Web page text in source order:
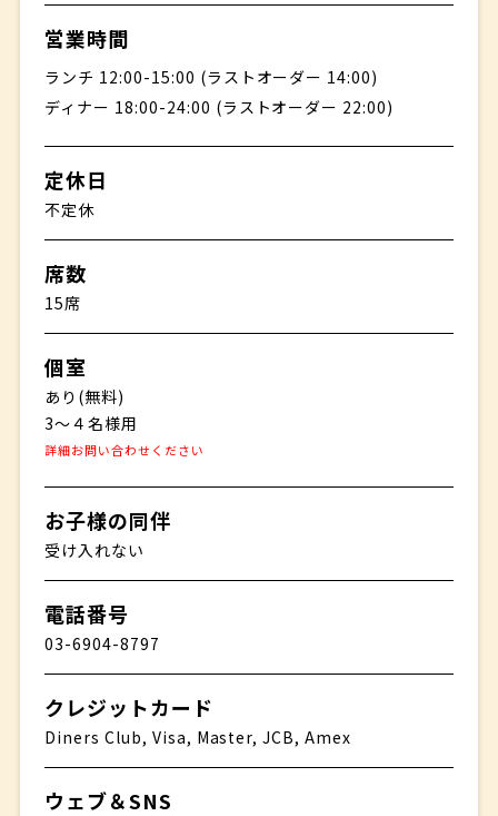
営業時間
ランチ 12:00-15:00 (ラストオーダー 14:00)
ディナー 18:00-24:00 (ラストオーダー 22:00)
定休日
不定休
席数
15席
個室
あり(無料)
3～４名様用
詳細お問い合わせください
お子様の同伴
受け入れない
電話番号
03-6904-8797
クレジットカード
Diners Club, Visa, Master, JCB, Amex
ウェブ＆SNS